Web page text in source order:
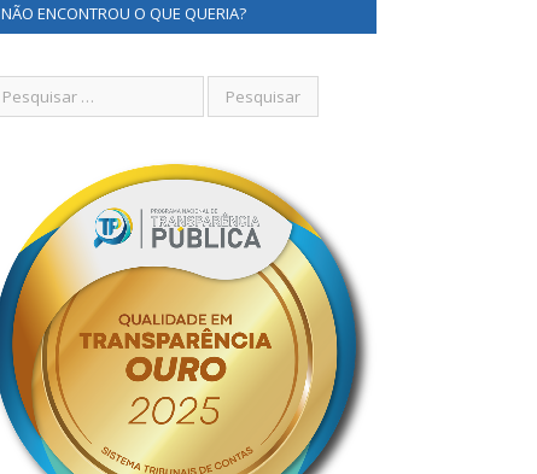
NÃO ENCONTROU O QUE QUERIA?